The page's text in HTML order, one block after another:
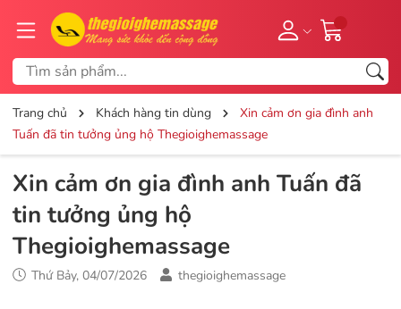
Trang chủ Khách hàng tin dùng
Xin cảm ơn gia đình anh
Tuấn đã tin tưởng ủng hộ Thegioighemassage
Xin cảm ơn gia đình anh Tuấn đã
tin tưởng ủng hộ
Thegioighemassage
Thứ Bảy, 04/07/2026 thegioighemassage